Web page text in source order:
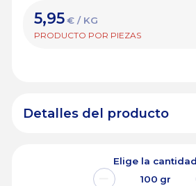
5,95 € / KG
PRODUCTO POR PIEZAS
Detalles del producto
Elige la cantidad
100 gr